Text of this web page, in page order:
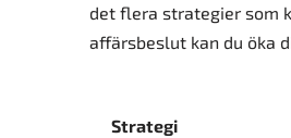
det flera strategier som
affärsbeslut kan du öka
Strategi